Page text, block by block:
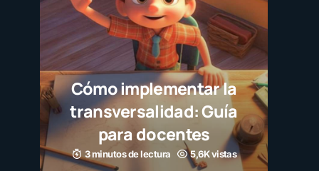
Cómo implementar la
transversalidad: Guía
para docentes
3 minutos de lectura 5,6K vistas